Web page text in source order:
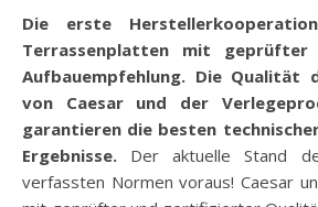
Die erste
Terrassenplatten mit
Aufbauempfehlung. Die Qualität
von Caesar und der
garantieren die besten
Ergebnisse. Der aktuelle Stand
verfassten Normen voraus! Caesar